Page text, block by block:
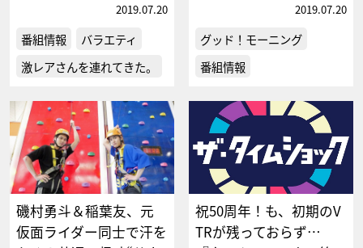
2019.07.20
番組情報
バラエティ
激レアさんを連れてきた。
2019.07.20
グッド！モーニング
番組情報
磯村勇斗＆稲葉友、元
仮面ライダー同士で汗を
祝50周年！も、初期のV
TRが残っておらず…